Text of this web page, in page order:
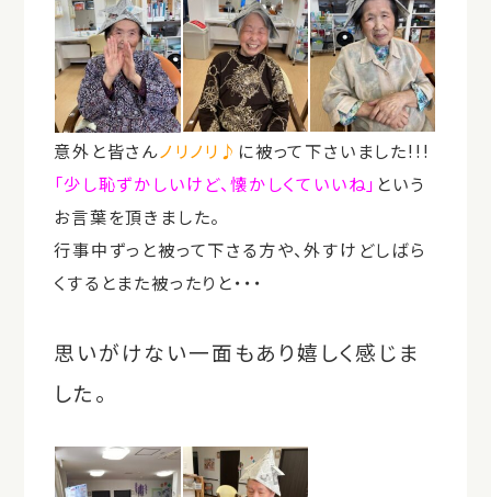
意外と皆さんノリノリ♪ に被って下さいました!!!
「少し恥ずかしいけど、懐かしくていいね」 という
お言葉を頂きました。
行事中ずっと被って下さる方や、外すけどしばら
くするとまた被ったりと・・・
思いがけない一面もあり嬉しく感じま
した。